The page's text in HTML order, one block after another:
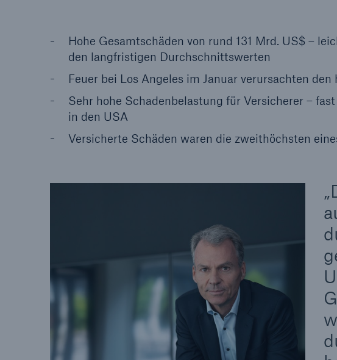
Hohe Gesamtschäden von rund 131 Mrd. US$ –
den langfristigen Durchschnittswerten
Feuer bei Los Angeles im Januar verursachten
Sehr hohe Schadenbelastung für Versicherer –
in den USA
Versicherte Schäden waren die zweithöchsten
Sachdeckung durch einen
leistungsfähigen
Fakten
CLARA reduziert
Wartezeit bis zur
der BU-
50